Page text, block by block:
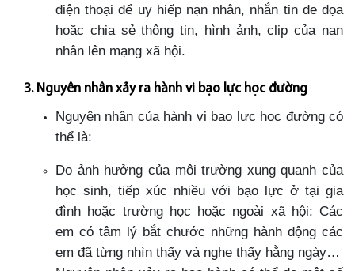
điện thoại để uy hiếp nạn nhân, nhắn tin đe dọa
hoặc chia sẻ thông tin, hình ảnh, clip của nạn
nhân lên mạng xã hội.
3. Nguyên nhân xảy ra hành vi bạo lực học đường
Nguyên nhân của hành vi bạo lực học đường có
thể là:
Do ảnh hưởng của môi trường xung quanh của
học sinh, tiếp xúc nhiều với bạo lực ở tại gia
đình hoặc trường học hoặc ngoài xã hội: Các
em có tâm lý bắt chước những hành động các
em đã từng nhìn thấy và nghe thấy hằng ngày…